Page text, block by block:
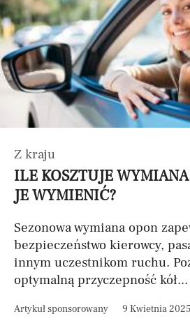
Z kraju
ILE KOSZTUJE
JE WYMIENIĆ?
Sezonowa wymiana opon
bezpieczeństwo kierowcy,
innym uczestnikom ruchu.
optymalną przyczepność kół...
Artykuł sponsorowany 9 Kwietnia 2025